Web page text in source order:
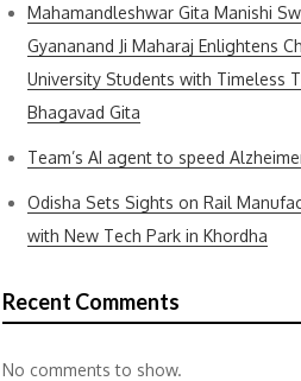
Mahamandleshwar Gita Manishi
Gyananand Ji Maharaj Enlightens
University Students with Timeless
Bhagavad Gita
Team’s AI agent to speed
Odisha Sets Sights on Rail
with New Tech Park in Khordha
Recent Comments
No comments to show.